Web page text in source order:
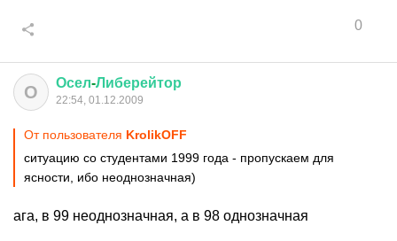
0
О Осел-Либерейтор
22:54, 01.12.2009
От пользователя KrolikОFF
ситуацию со студентами 1999 года - пропускаем для
ясности, ибо неоднозначная)
ага, в 99 неоднозначная, а в 98 однозначная